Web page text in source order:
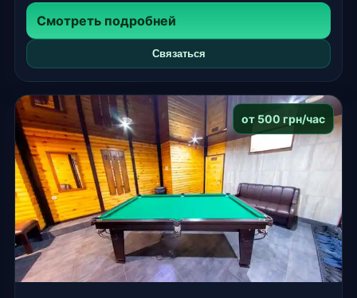
Смотреть подробней
Связаться
от 500 грн/час